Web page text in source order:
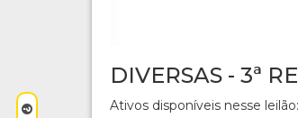
DIVERSAS - 3ª
Ativos disponíveis nesse leilão: